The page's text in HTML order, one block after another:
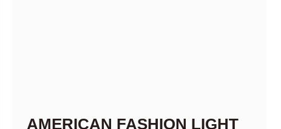
AMERICAN FASHION LIGHT